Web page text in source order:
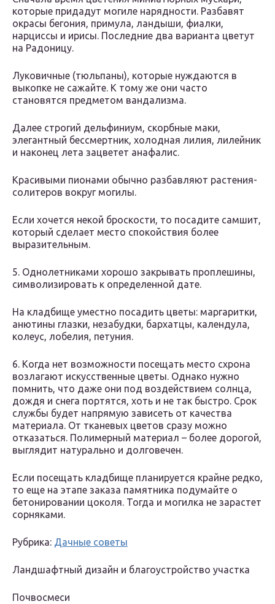
которые придадут могиле нарядности. Разбавят
окрасы бегония, примула, ландыши, фиалки,
нарциссы и ирисы. Последние два варианта цветут
на Радоницу.
Луковичные (тюльпаны), которые нуждаются в
выкопке не сажайте. К тому же они часто
становятся предметом вандализма.
Далее строгий дельфиниум, скорбные маки,
элегантный бессмертник, холодная лилия, лилейник
и наконец лета зацветет анафалис.
Красивыми пионами обычно разбавляют растения-
солитеров вокруг могилы.
Если хочется некой броскости, то посадите самшит,
который сделает место спокойствия более
выразительным.
5. Однолетниками хорошо закрывать проплешины,
символизировать к определенной дате.
На кладбище уместно посадить цветы: маргаритки,
анютины глазки, незабудки, бархатцы, календула,
колеус, лобелия, петуния.
6. Когда нет возможности посещать место схрона
возлагают искусственные цветы. Однако нужно
помнить, что даже они под воздействием солнца,
дождя и снега портятся, хоть и не так быстро. Срок
службы будет напрямую зависеть от качества
материала. От тканевых цветов сразу можно
отказаться. Полимерный материал – более дорогой,
выглядит натурально и долговечен.
Если посещать кладбище планируется крайне редко,
то еще на этапе заказа памятника подумайте о
бетонировании цоколя. Тогда и могилка не зарастет
сорняками.
Рубрика: Дачные советы
Ландшафтный дизайн и благоустройство участка
Почвосмеси